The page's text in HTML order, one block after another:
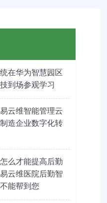
在华为智慧园区
到场参观学习
云维智能管理云
造企业数字化转
么才能提高后勤
云维医院后勤智
能帮到您